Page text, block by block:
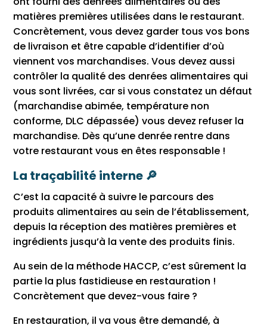
matières premières utilisées dans le restaurant.
Concrètement, vous devez garder tous vos bons
de livraison et être capable d’identifier d’où
viennent vos marchandises. Vous devez aussi
contrôler la qualité des denrées alimentaires qui
vous sont livrées, car si vous constatez un défaut
(marchandise abimée, température non
conforme, DLC dépassée) vous devez refuser la
marchandise. Dès qu’une denrée rentre dans
votre restaurant vous en êtes responsable !
La traçabilité interne 🔎
C’est la capacité à suivre le parcours des
produits alimentaires au sein de l’établissement,
depuis la réception des matières premières et
ingrédients jusqu’à la vente des produits finis.
Au sein de la méthode HACCP, c’est sûrement la
partie la plus fastidieuse en restauration !
Concrètement que devez-vous faire ?
En restauration, il va vous être demandé, à